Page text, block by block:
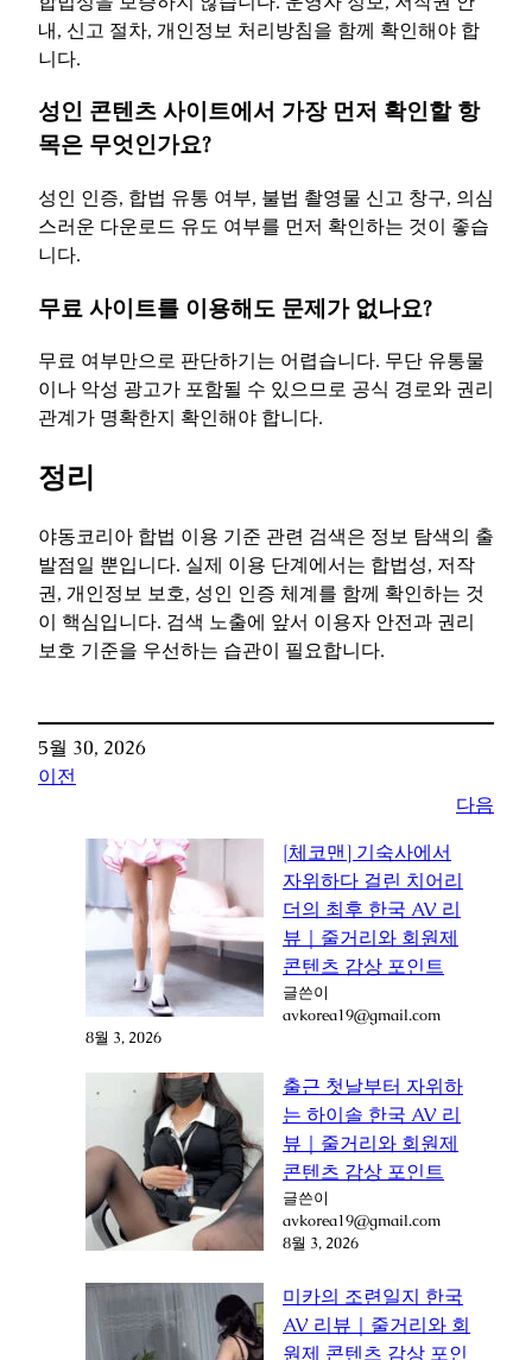
내, 신고 절차, 개인정보 처리방침을 함께 확인해야 합
니다.
성인 콘텐츠 사이트에서 가장 먼저 확인할 항
목은 무엇인가요?
성인 인증, 합법 유통 여부, 불법 촬영물 신고 창구, 의심
스러운 다운로드 유도 여부를 먼저 확인하는 것이 좋습
니다.
무료 사이트를 이용해도 문제가 없나요?
무료 여부만으로 판단하기는 어렵습니다. 무단 유통물
이나 악성 광고가 포함될 수 있으므로 공식 경로와 권리
관계가 명확한지 확인해야 합니다.
정리
야동코리아 합법 이용 기준 관련 검색은 정보 탐색의 출
발점일 뿐입니다. 실제 이용 단계에서는 합법성, 저작
권, 개인정보 보호, 성인 인증 체계를 함께 확인하는 것
이 핵심입니다. 검색 노출에 앞서 이용자 안전과 권리
보호 기준을 우선하는 습관이 필요합니다.
5월 30, 2026
이전
다음
[체코맨] 기숙사에서
자위하다 걸린 치어리
더의 최후 한국 AV 리
뷰｜줄거리와 회원제
콘텐츠 감상 포인트
글쓴이
avkorea19@gmail.com
8월 3, 2026
출근 첫날부터 자위하
는 하이솔 한국 AV 리
뷰｜줄거리와 회원제
콘텐츠 감상 포인트
글쓴이
avkorea19@gmail.com
8월 3, 2026
미카의 조련일지 한국
AV 리뷰｜줄거리와 회
원제 콘텐츠 감상 포인